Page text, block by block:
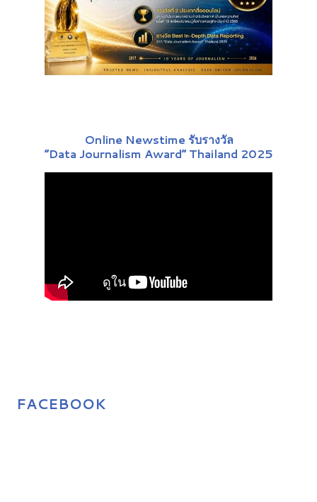
Online Newstime รับรางวัล
“Data Journalism Award” Thailand 2025
FACEBOOK